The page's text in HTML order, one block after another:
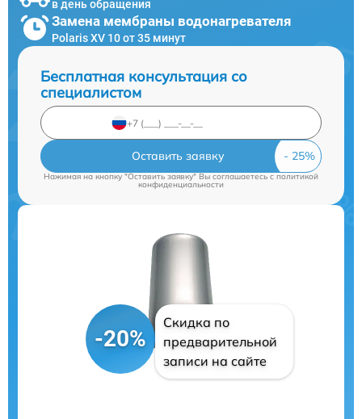
в день обращения
Замена мембраны водонагревателя
Polaris XV 10 от 35 минут
Бесплатная консультация со
специалистом
Оставить заявку
Нажимая на кнопку "Оставить заявку" Вы соглашаетесь cполитикой
конфиденциальности
-20%
Скидка по
предварительной
записи на сайте